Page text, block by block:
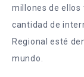
millones de ellos
cantidad de
Regional esté
mundo.